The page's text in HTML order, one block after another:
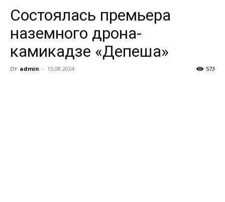
Состоялась премьера
наземного дрона-
камикадзе «Депеша»
От admin - 15.08.2024 573